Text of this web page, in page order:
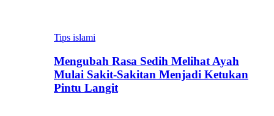
Tips islami
Mengubah Rasa Sedih Melihat Ayah
Mulai Sakit-Sakitan Menjadi Ketukan
Pintu Langit